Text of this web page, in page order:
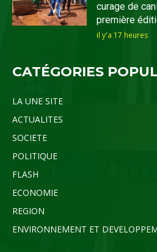
curage de
première
il y'a 17 heures
CATÉGORIES
LA UNE SITE
ACTUALITES
SOCIETE
POLITIQUE
FLASH
ECONOMIE
REGION
ENVIRONNEMENT ET